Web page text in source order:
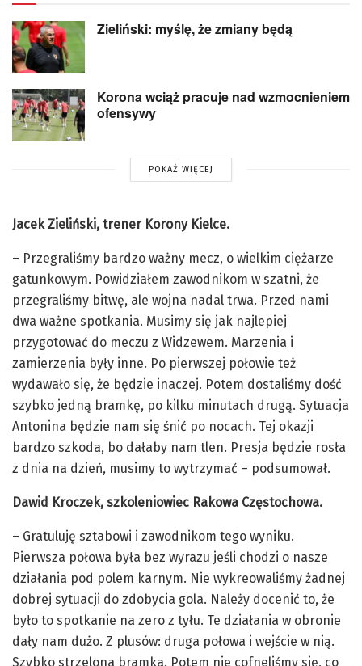
Zieliński: myślę, że zmiany będą
Korona wciąż pracuje nad wzmocnieniem
ofensywy
POKAŻ WIĘCEJ
Jacek Zieliński, trener Korony Kielce.
– Przegraliśmy bardzo ważny mecz, o wielkim ciężarze
gatunkowym. Powidziałem zawodnikom w szatni, że
przegraliśmy bitwę, ale wojna nadal trwa. Przed nami
dwa ważne spotkania. Musimy się jak najlepiej
przygotować do meczu z Widzewem. Marzenia i
zamierzenia były inne. Po pierwszej połowie też
wydawało się, że będzie inaczej. Potem dostaliśmy dość
szybko jedną bramkę, po kilku minutach drugą. Sytuacja
Antonina będzie nam się śnić po nocach. Tej okazji
bardzo szkoda, bo dałaby nam tlen. Presja będzie rosła
z dnia na dzień, musimy to wytrzymać – podsumował.
Dawid Kroczek, szkoleniowiec Rakowa Częstochowa.
– Gratuluję sztabowi i zawodnikom tego wyniku.
Pierwsza połowa była bez wyrazu jeśli chodzi o nasze
działania pod polem karnym. Nie wykreowaliśmy żadnej
dobrej sytuacji do zdobycia gola. Należy docenić to, że
było to spotkanie na zero z tyłu. Te działania w obronie
dały nam dużo. Z plusów: druga połowa i wejście w nią.
Szybko strzelona bramka. Potem nie cofneliśmy się, co